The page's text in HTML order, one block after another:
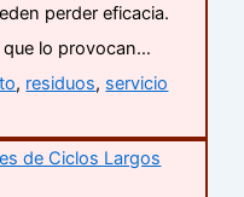
perder eficacia.
lo provocan…
, residuos, servicio